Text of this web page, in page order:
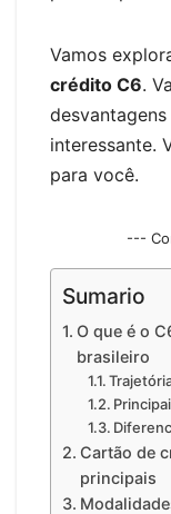
Vamos
crédito C6.
interessante.
para você.
---
Sumario
O que é o
brasileiro
Cartão de
principais